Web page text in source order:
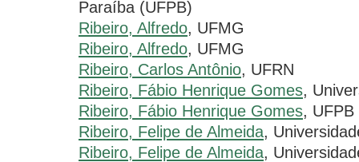
Paraíba (UFPB)
Ribeiro, Alfredo, UFMG
Ribeiro, Alfredo, UFMG
Ribeiro, Carlos Antônio, UFRN
Ribeiro, Fábio Henrique Gomes,
Ribeiro, Fábio Henrique Gomes, UFPB
Ribeiro, Felipe de Almeida,
Ribeiro, Felipe de Almeida,